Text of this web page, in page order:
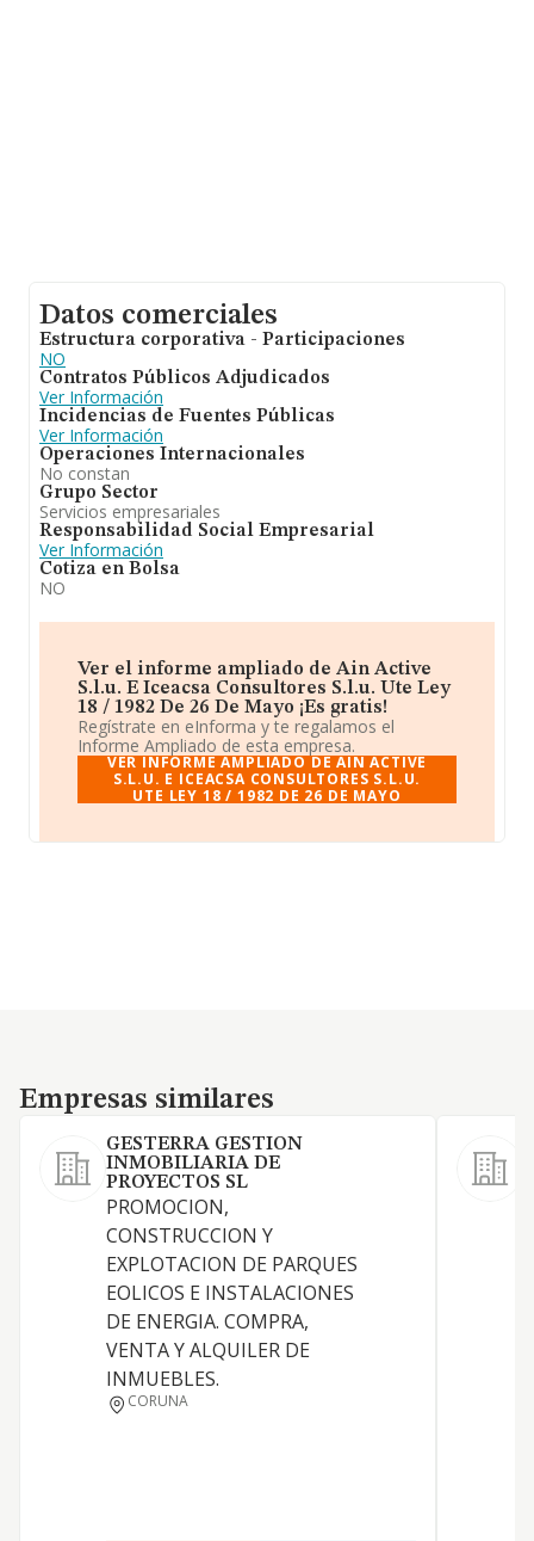
Datos comerciales
Estructura corporativa - Participaciones
NO
Contratos Públicos Adjudicados
Ver Información
Incidencias de Fuentes Públicas
Ver Información
Operaciones Internacionales
No constan
Grupo Sector
Servicios empresariales
Responsabilidad Social Empresarial
Ver Información
Cotiza en Bolsa
NO
Ver el informe ampliado de Ain Active
S.l.u. E Iceacsa Consultores S.l.u. Ute Ley
18 / 1982 De 26 De Mayo ¡Es gratis!
Regístrate en eInforma y te regalamos el
Informe Ampliado de esta empresa.
VER INFORME AMPLIADO DE AIN ACTIVE
S.L.U. E ICEACSA CONSULTORES S.L.U.
UTE LEY 18 / 1982 DE 26 DE MAYO
Empresas similares
Empresas similares
GESTERRA GESTION
INMOBILIARIA DE
PROYECTOS SL
PROMOCION,
CONSTRUCCION Y
EXPLOTACION DE PARQUES
EOLICOS E INSTALACIONES
DE ENERGIA. COMPRA,
VENTA Y ALQUILER DE
INMUEBLES.
CORUNA